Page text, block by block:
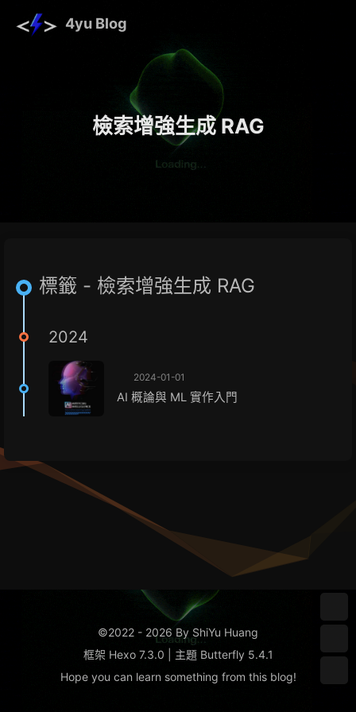
4yu Blog
檢索增強生成 RAG
標籤 - 檢索增強生成 RAG
2024
2024-01-01
AI 概論與 ML 實作入門
©2022 - 2026 By ShiYu Huang
框架 Hexo 7.3.0 主題 Butterfly 5.4.1
Hope you can learn something from this blog!